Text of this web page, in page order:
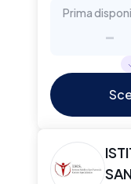
Prima
-